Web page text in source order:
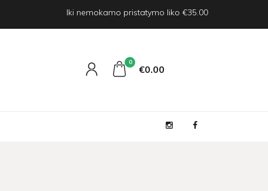
Iki nemokamo pristatymo liko €35.00
0
€0 00